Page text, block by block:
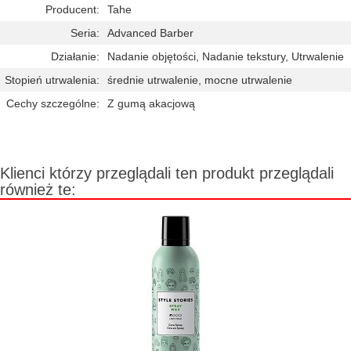
Producent:
Tahe
Seria:
Advanced Barber
Działanie:
Nadanie objętości, Nadanie tekstury, Utrwalenie
Stopień utrwalenia:
średnie utrwalenie, mocne utrwalenie
Cechy szczególne:
Z gumą akacjową
Klienci którzy przeglądali ten produkt przeglądali
również te: